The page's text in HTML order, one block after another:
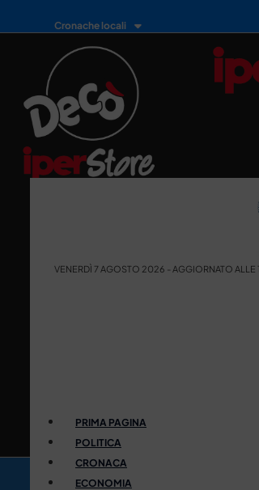
Cronache locali
VENERDÌ 7 AGOSTO 2026 - AGGIORNATO ALLE
PRIMA PAGINA
POLITICA
CRONACA
ECONOMIA